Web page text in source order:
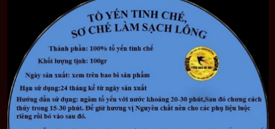
Hiện có 3 cách để đặt mua yến sào Yến Sào Cô
Ba. Đơn giản nhất, bạn có thể truy cập vào website
yensaocoba.com; hoặc gọi hotline
0819 666626 –
0833 666672
. Bạn cũng có thể đến xem sản phẩm trực
tiếp tại cửa hàng .